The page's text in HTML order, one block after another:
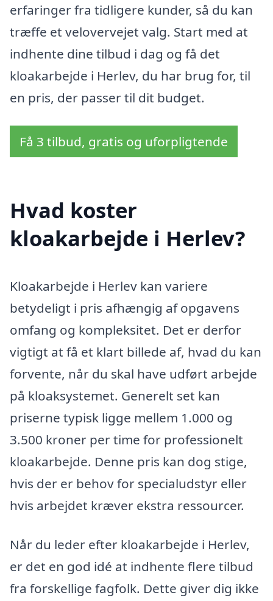
erfaringer fra tidligere kunder, så du kan
træffe et velovervejet valg. Start med at
indhente dine tilbud i dag og få det
kloakarbejde i Herlev, du har brug for, til
en pris, der passer til dit budget.
Få 3 tilbud, gratis og uforpligtende
Hvad koster
kloakarbejde i Herlev?
Kloakarbejde i Herlev kan variere
betydeligt i pris afhængig af opgavens
omfang og kompleksitet. Det er derfor
vigtigt at få et klart billede af, hvad du kan
forvente, når du skal have udført arbejde
på kloaksystemet. Generelt set kan
priserne typisk ligge mellem 1.000 og
3.500 kroner per time for professionelt
kloakarbejde. Denne pris kan dog stige,
hvis der er behov for specialudstyr eller
hvis arbejdet kræver ekstra ressourcer.
Når du leder efter kloakarbejde i Herlev,
er det en god idé at indhente flere tilbud
fra forskellige fagfolk. Dette giver dig ikke